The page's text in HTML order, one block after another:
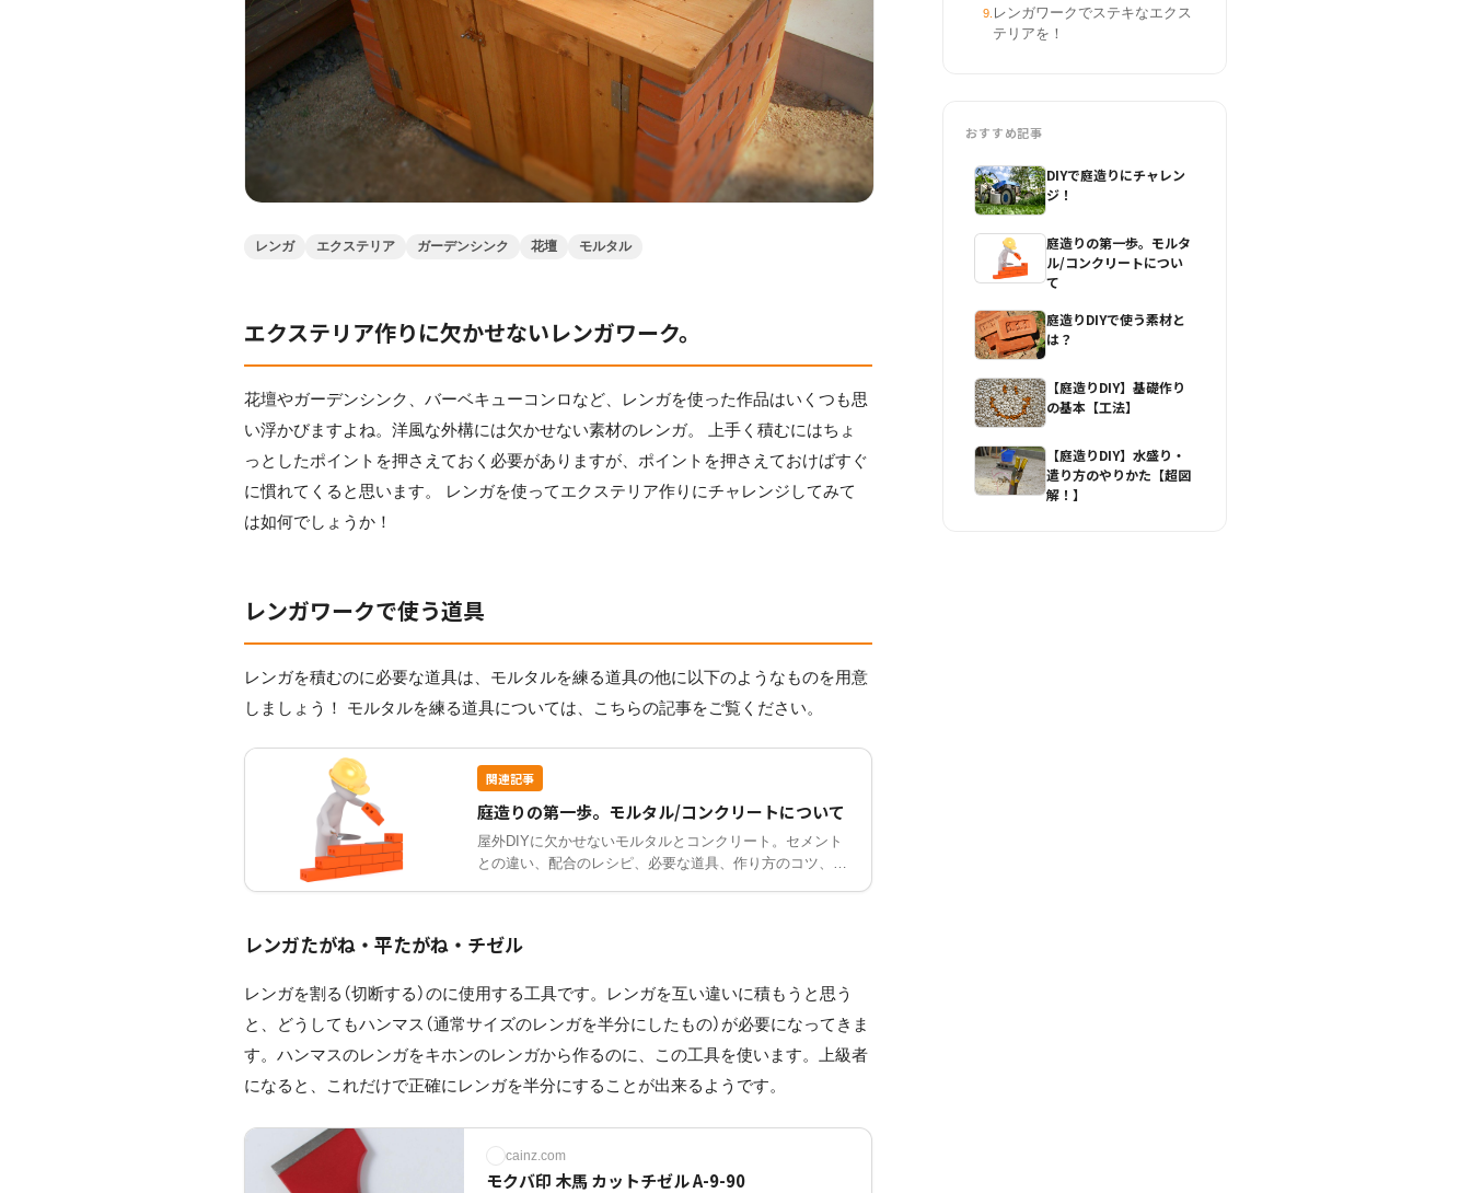
レンガ エクステリア ガーデンシンク 花壇 モルタル
エクステリア作りに欠かせないレンガワーク。
花壇やガーデンシンク、バーベキューコンロなど、レンガを使った作品はいくつも思
い浮かびますよね。洋風な外構には欠かせない素材のレンガ。 上手く積むにはちょ
っとしたポイントを押さえておく必要がありますが、ポイントを押さえておけばすぐ
に慣れてくると思います。 レンガを使ってエクステリア作りにチャレンジしてみて
は如何でしょうか！
レンガワークで使う道具
レンガを積むのに必要な道具は、モルタルを練る道具の他に以下のようなものを用意
しましょう！ モルタルを練る道具については、こちらの記事をご覧ください。
関連記事
庭造りの第一歩。モルタル/コンクリートについて
屋外DIYに欠かせないモルタルとコンクリート。セメント
との違い、配合のレシピ、必要な道具、作り方のコツ、余
レンガたがね・平たがね・チゼル
レンガを割る（切断する）のに使用する工具です。レンガを互い違いに積もうと思う
と、どうしてもハンマス（通常サイズのレンガを半分にしたもの）が必要になってきま
す。ハンマスのレンガをキホンのレンガから作るのに、この工具を使います。上級者
になると、これだけで正確にレンガを半分にすることが出来るようです。
cainz.com
モクバ印 木馬 カットチゼル A-9-90
9. レンガワークでステキなエクス
テリアを！
おすすめ記事
DIYで庭造りにチャレン
ジ！
庭造りの第一歩。モルタ
ル/コンクリートについ
て
庭造りDIYで使う素材と
は？
【庭造りDIY】基礎作り
の基本【工法】
【庭造りDIY】水盛り・
遣り方のやりかた【超図
解！】